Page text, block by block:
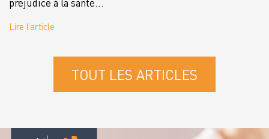
Lire l’article
TOUT LES ARTICLES